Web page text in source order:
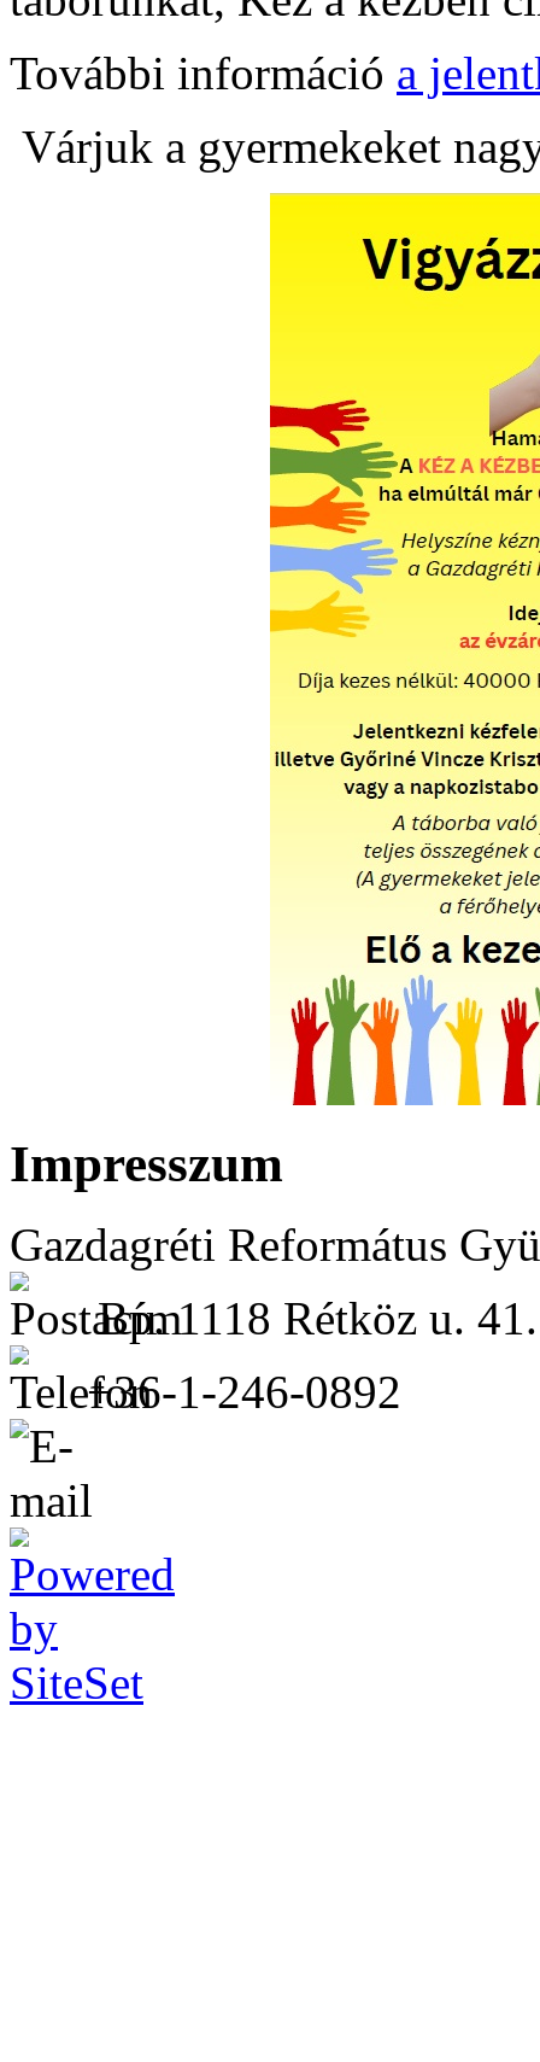
További információ a
Várjuk a gyermekeket
Impresszum
Gazdagréti Református
Bp. 1118 Rétköz u. 41.
+36-1-246-0892